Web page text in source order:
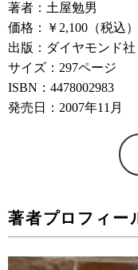
著者：土屋勉男
価格：￥2,100（税込）
出版：ダイヤモンド社
サイズ：297ページ
ISBN：4478002983
発売日：2007年11月
著者プロフィー